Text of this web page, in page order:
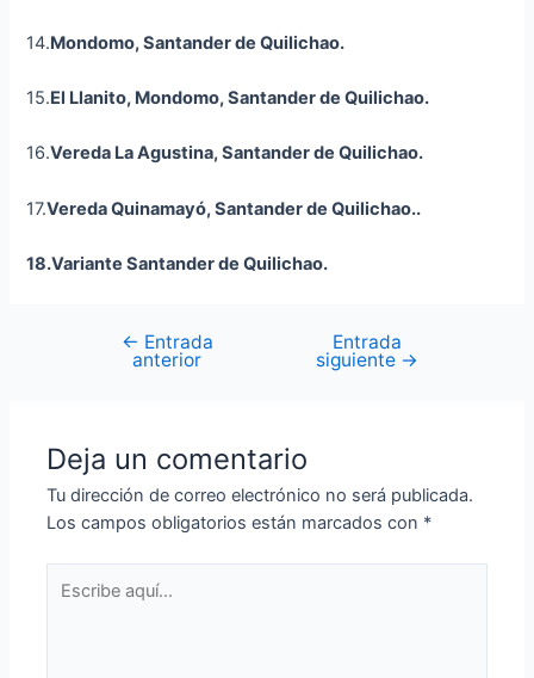
14.Mondomo, Santander de Quilichao.
15.El Llanito, Mondomo, Santander de Quilichao.
16.Vereda La Agustina, Santander de Quilichao.
17.Vereda Quinamayó, Santander de Quilichao..
18.Variante Santander de Quilichao.
← Entrada
anterior
Entrada
siguiente →
Deja un comentario
Tu dirección de correo electrónico no será publicada.
Los campos obligatorios están marcados con *